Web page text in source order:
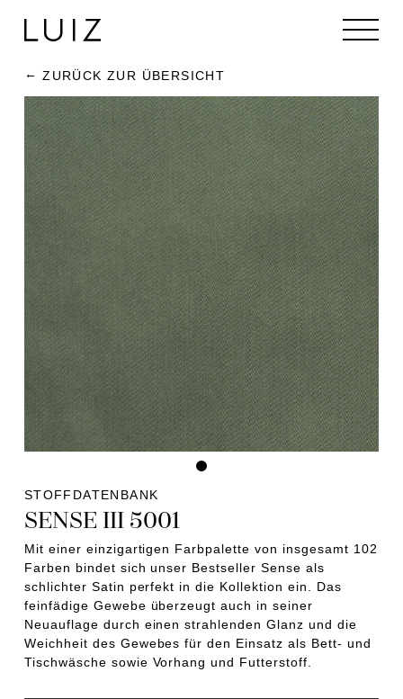
ZURÜCK ZUR ÜBERSICHT
STOFFDATENBANK
SENSE III 5001
Mit einer einzigartigen Farbpalette von insgesamt 102
Farben bindet sich unser Bestseller Sense als
schlichter Satin perfekt in die Kollektion ein. Das
feinfädige Gewebe überzeugt auch in seiner
Neuauflage durch einen strahlenden Glanz und die
Weichheit des Gewebes für den Einsatz als Bett- und
Tischwäsche sowie Vorhang und Futterstoff.